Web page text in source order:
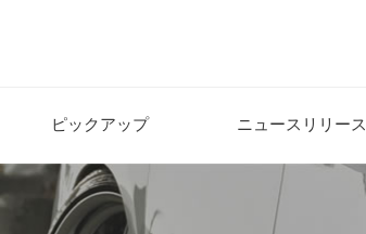
ピックアップ ニュースリリース